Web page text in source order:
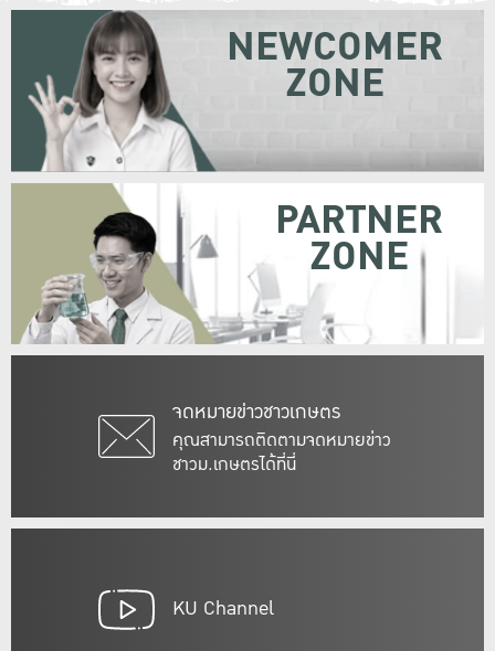
จดหมายข่าวชาวเกษตร
คุณสามารถติดตามจดหมายข่าว
ชาวม.เกษตรได้ที่นี่
NEWCOMER
ZONE
PARTNER
ZONE
KU Channel